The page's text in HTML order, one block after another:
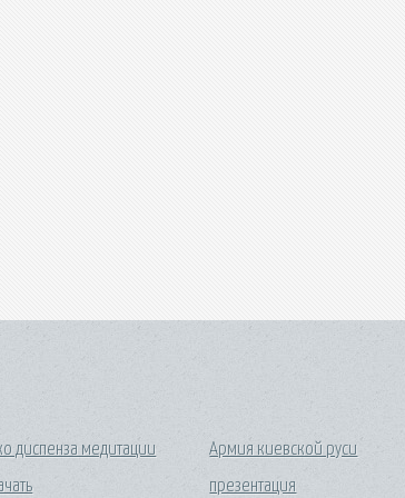
диспенза медитации
Армия киевской руси
презентация